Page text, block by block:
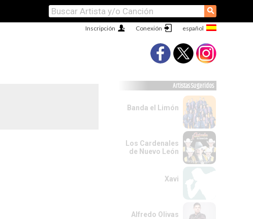
⚲
Conexión
Inscripción
Artistas Sugeridos
Banda el Limón
Los Cardenales
de Nuevo León
Xavi
Alfredo Olivas